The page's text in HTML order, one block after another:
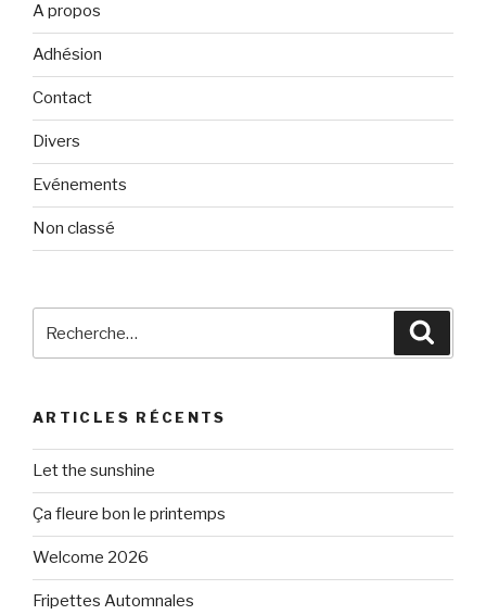
A propos
Adhésion
Contact
Divers
Evénements
Non classé
ARTICLES RÉCENTS
Let the sunshine
Ça fleure bon le printemps
Welcome 2026
Fripettes Automnales